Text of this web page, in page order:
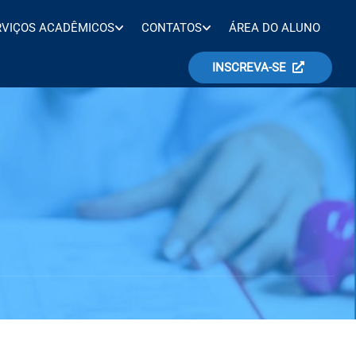
ACADÊMICOS CONTATOS ÁREA DO ALUNO
INSCREVA-SE